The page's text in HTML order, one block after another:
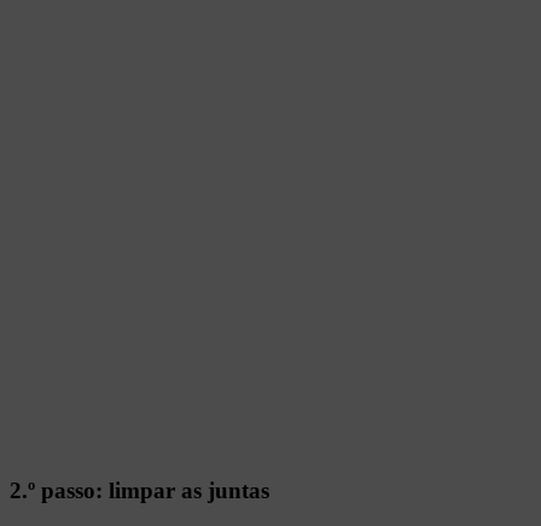
2.º passo: limpar as juntas